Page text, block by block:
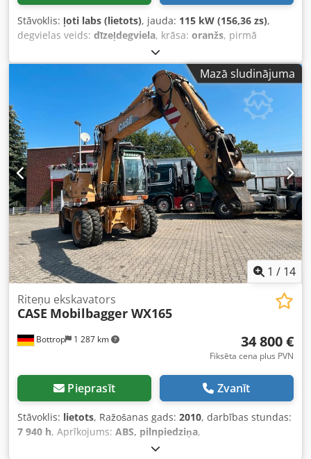
Stāvoklis: ļoti labs (lietots), jauda: 115 kW (156,36 zs),
degvielas veids: dīzeļdegviela, krāsa: oranžs, pirmā
, Ražošanas gads:
stundas:15 109 h, Vispārīga informācija Modeļa gads: 2012
Sērijas numurs: DCH210R5NCEAH2500 Tehniskā
informācija Cilindru skaits: 4 Tukšsvara: 22 600 kg
Funkcionāli Darba platums: 300 cm CE marķējums: jā
Stāvoklis Tehniskais stāvoklis: ļoti labs Vizuālais stāvoklis:
ļoti labs Finanšu informācija Cena: pēc pieprasījuma
Garantija Garantija: no pirmās rokas, pilna servisa vēsture,
uzreiz gatavs darbam! - 80 % kāpurķēžu šasija Cjdpfxjy En
Nds Akrorf - Iekļauti 3 kausi: 1300 mm, 450 mm un 2000
mm grāvju tīrīšanas kauss - Papildus iespējama 2021.gada
TOPCON 3D sistēma
Mazā sludinājuma
1 / 14
Bottrop 1 287 km
Riteņu ekskavators
CASE Mobilbagger WX165
34 800 €
Fiksēta cena plus PVN
Pieprasīt Zvanīt
Stāvoklis: lietots, Ražošanas gads: 2010, darbības stundas:
7 940 h, Aprīkojums: ABS, pilnpiedziņa,